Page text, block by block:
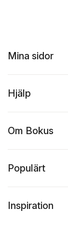
Mina sidor
Hjälp
Om Bokus
Populärt
Inspiration